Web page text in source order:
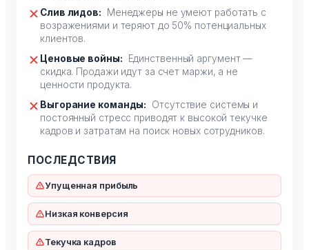
Слив лидов:
Менеджеры не умеют работать с
возражениями и теряют до 50% потенциальных
клиентов.
Ценовые войны:
Единственный аргумент —
скидка. Продажи идут за счет маржи, а не
ценности продукта.
Выгорание команды:
Отсутствие системы и
постоянный стресс приводят к высокой текучке
кадров и затратам на поиск новых сотрудников.
ПОСЛЕДСТВИЯ
Упущенная прибыль
Низкая конверсия
Текучка кадров